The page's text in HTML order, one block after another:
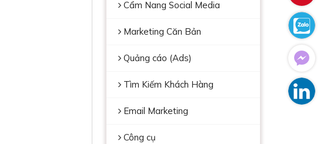
Cẩm Nang Social Media
Marketing Căn Bản
Quảng cáo (Ads)
Tìm Kiếm Khách Hàng
Email Marketing
Công cụ